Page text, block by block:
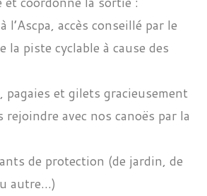
l’Ascpa, accès conseillé par le
la piste cyclable à cause des
pagaies et gilets gracieusement
rejoindre avec nos canoës par la
de protection (de jardin, de
autre…)